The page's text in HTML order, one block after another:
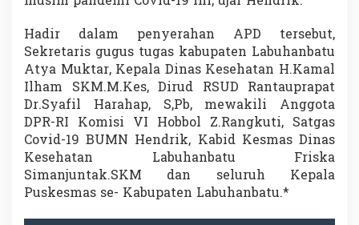
Hadir dalam penyerahan APD tersebut,
Sekretaris gugus tugas kabupaten Labuhanbatu
Atya Muktar, Kepala Dinas Kesehatan H.Kamal
Ilham SKM.M.Kes, Dirud RSUD Rantauprapat
Dr.Syafil Harahap, S,Pb, mewakili Anggota
DPR-RI Komisi VI Hobbol Z.Rangkuti, Satgas
Covid-19 BUMN Hendrik, Kabid Kesmas Dinas
Kesehatan Labuhanbatu Friska
Simanjuntak.SKM dan seluruh Kepala
Puskesmas se- Kabupaten Labuhanbatu.*